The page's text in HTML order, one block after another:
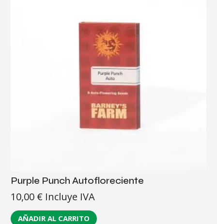
Purple Punch Autofloreciente
10,00 € Incluye IVA
AÑADIR AL CARRITO